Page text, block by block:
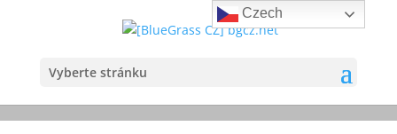
Vyberte stránku
Czech